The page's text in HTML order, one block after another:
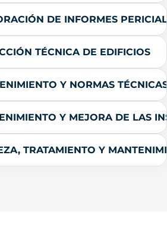
DE INFORMES
TÉCNICA DE EDIFICIOS
Y NORMAS
Y MEJORA DE LAS
TRATAMIENTO Y